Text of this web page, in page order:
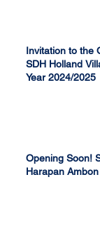
Invitation to the
SDH Holland
Year 2024/2025
Opening Soon!
Harapan Ambon